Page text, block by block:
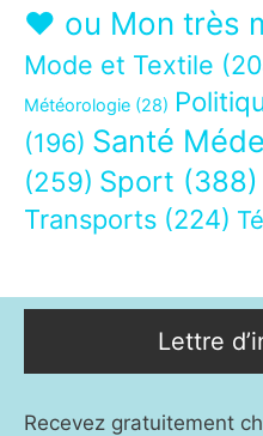
❤ ou Mon très
Mode et Textile
Météorologie (28)
(196) Santé
(259) Sport (388)
Transports (224)
Lettre
Recevez gratuitement